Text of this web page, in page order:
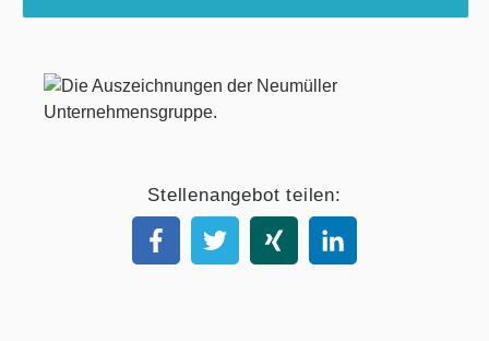
Stellenangebot teilen: